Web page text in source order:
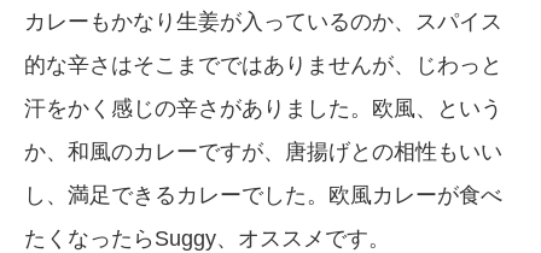
カレーもかなり生姜が入っているのか、スパイス
的な辛さはそこまでではありませんが、じわっと
汗をかく感じの辛さがありました。欧風、という
か、和風のカレーですが、唐揚げとの相性もいい
し、満足できるカレーでした。欧風カレーが食べ
たくなったらSuggy、オススメです。